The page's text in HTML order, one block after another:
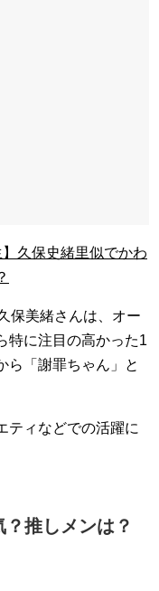
久保史緒里似でかわ
保美緒さんは、オー
特に注目の高かった1
ら「謝罪ちゃん」と
ティなどでの活躍に
推しメンは？